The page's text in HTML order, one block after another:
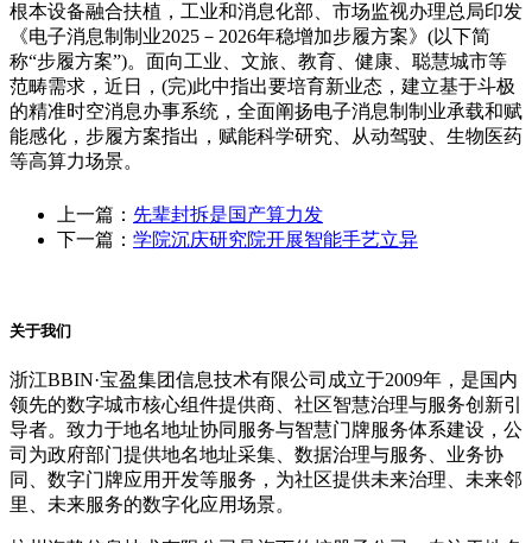
根本设备融合扶植，工业和消息化部、市场监视办理总局印发
《电子消息制制业2025－2026年稳增加步履方案》(以下简
称“步履方案”)。面向工业、文旅、教育、健康、聪慧城市等
范畴需求，近日，(完)此中指出要培育新业态，建立基于斗极
的精准时空消息办事系统，全面阐扬电子消息制制业承载和赋
能感化，步履方案指出，赋能科学研究、从动驾驶、生物医药
等高算力场景。
上一篇： 先辈封拆是国产算力发
下一篇： 学院沉庆研究院开展智能手艺立异
关于我们
浙江BBIN·宝盈集团信息技术有限公司成立于2009年，是国内
领先的数字城市核心组件提供商、社区智慧治理与服务创新引
导者。致力于地名地址协同服务与智慧门牌服务体系建设，公
司为政府部门提供地名地址采集、数据治理与服务、业务协
同、数字门牌应用开发等服务，为社区提供未来治理、未来邻
里、未来服务的数字化应用场景。